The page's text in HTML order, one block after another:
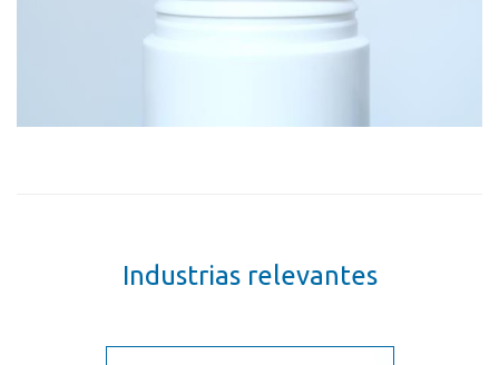
Industrias relevantes